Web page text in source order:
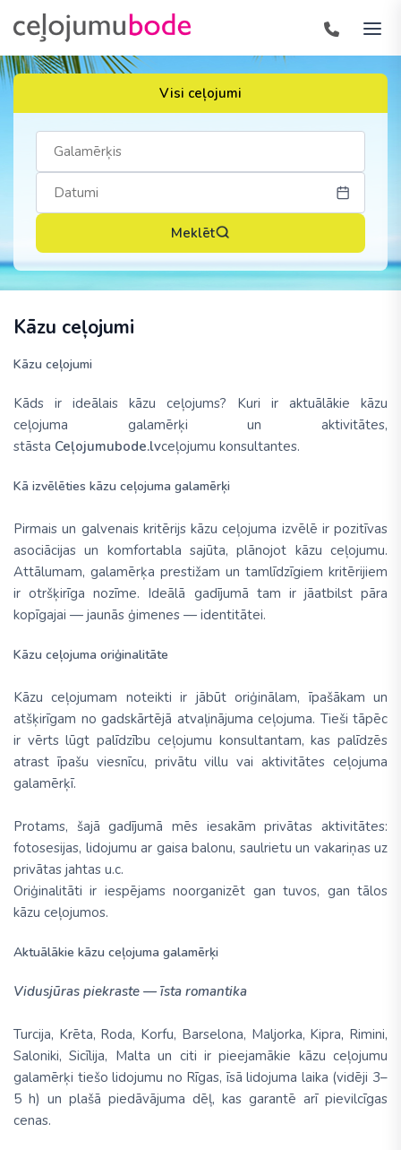
Visi ceļojumi
Meklēt
Kāzu ceļojumi
Kāzu ceļojumi
Kāds ir ideālais kāzu ceļojums? Kuri ir aktuālākie kāzu
ceļojuma galamērķi un aktivitātes,
stāsta Ceļojumubode.lvceļojumu konsultantes.
Kā izvēlēties kāzu ceļojuma galamērķi
Pirmais un galvenais kritērijs kāzu ceļojuma izvēlē ir pozitīvas
asociācijas un komfortabla sajūta, plānojot kāzu ceļojumu.
Attālumam, galamērķa prestižam un tamlīdzīgiem kritērijiem
ir otršķirīga nozīme. Ideālā gadījumā tam ir jāatbilst pāra
kopīgajai — jaunās ģimenes — identitātei.
Kāzu ceļojuma oriģinalitāte
Kāzu ceļojumam noteikti ir jābūt oriģinālam, īpašākam un
atšķirīgam no gadskārtējā atvaļinājuma ceļojuma. Tieši tāpēc
ir vērts lūgt palīdzību ceļojumu konsultantam, kas palīdzēs
atrast īpašu viesnīcu, privātu villu vai aktivitātes ceļojuma
galamērķī.
Protams, šajā gadījumā mēs iesakām privātas aktivitātes:
fotosesijas, lidojumu ar gaisa balonu, saulrietu un vakariņas uz
privātas jahtas u.c.
Oriģinalitāti ir iespējams noorganizēt gan tuvos, gan tālos
kāzu ceļojumos.
Aktuālākie kāzu ceļojuma galamērķi
Vidusjūras piekraste — īsta romantika
Turcija, Krēta, Roda, Korfu, Barselona, Maljorka, Kipra, Rimini,
Saloniki, Sicīlija, Malta un citi ir pieejamākie kāzu ceļojumu
galamērķi tiešo lidojumu no Rīgas, īsā lidojuma laika (vidēji 3–
5 h) un plašā piedāvājuma dēļ, kas garantē arī pievilcīgas
cenas.